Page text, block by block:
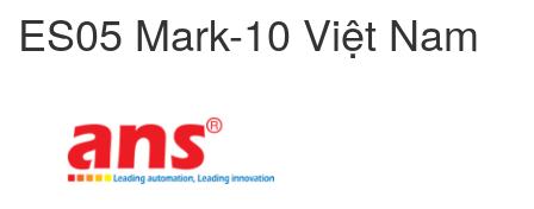
ES05 Mark-10 Việt Nam